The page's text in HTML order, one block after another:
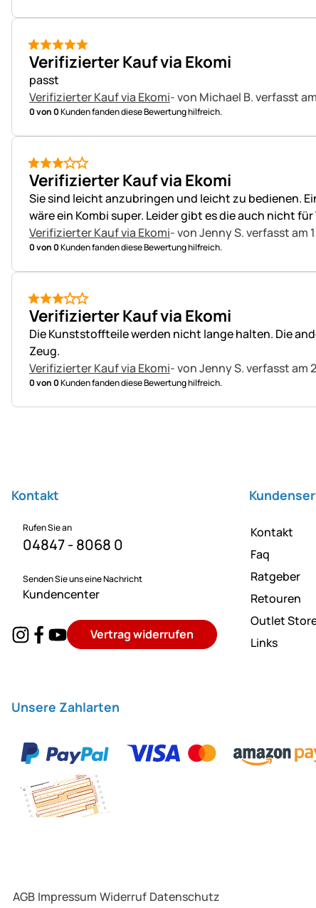
5 von 5
Verifizierter Kauf via Ekomi
passt
Verifizierter Kauf via Ekomi- von Michael B.verfasst am
0 von 0Kunden fanden diese Bewertung hilfreich.
3 von 5
Verifizierter Kauf via Ekomi
Sie sind leicht anzubringen und leicht zu bedienen.
wäre ein Kombi super. Leider gibt es die auch nicht
Verifizierter Kauf via Ekomi- von Jenny S.verfasst am
0 von 0Kunden fanden diese Bewertung hilfreich.
3 von 5
Verifizierter Kauf via Ekomi
Die Kunststoffteile werden nicht lange halten. Die
Zeug.
Verifizierter Kauf via Ekomi- von Jenny S.verfasst am
0 von 0Kunden fanden diese Bewertung hilfreich.
Kontakt
Rufen Sie an
04847 - 8068 0
Senden Sie uns eine Nachricht
Kundencenter
Vertrag widerrufen
Kontakt
Faq
Ratgeber
Retouren
Outlet
Links
Unsere Zahlarten
AGB Impressum Widerruf Datenschutz